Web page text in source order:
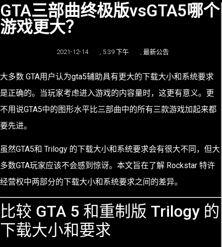
GTA三部曲终极版vsGTA5哪个
游戏更大？
2021-12-14 5:39 下午 最新公告
大多数 GTA用户认为gta5辅助具有更大的下载大小和系统要求
是正确的。当玩家考虑进入游戏的内容量时，这更有意义。更
不用说GTA5中的图形水平比三部曲中的所有三款游戏加起来都
要先进。
虽然GTA5和 Trilogy 的下载大小和系统要求会有很大不同，但大
多数GTA玩家应该不会感到惊讶。本文旨在了解 Rockstar 特许
经营权中两部分的下载大小和系统要求之间的差异。
比较 GTA 5 和重制版 Trilogy 的
下载大小和要求